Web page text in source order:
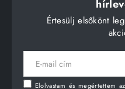
Értesülj elsőkönt
E-
mail
Elolvastam és megértettem az